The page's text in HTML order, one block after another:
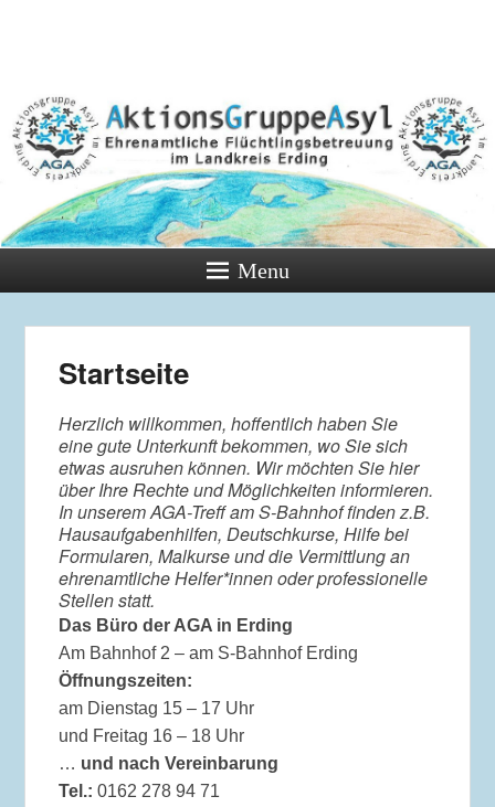
Menu
Startseite
Herzlich willkommen, hoffentlich haben Sie
eine gute Unterkunft bekommen, wo Sie sich
etwas ausruhen können. Wir möchten Sie hier
über Ihre Rechte und Möglichkeiten informieren.
In unserem AGA-Treff am S-Bahnhof finden z.B.
Hausaufgabenhilfen, Deutschkurse, Hilfe bei
Formularen, Malkurse und die Vermittlung an
ehrenamtliche Helfer*innen oder professionelle
Stellen statt.
Das Büro der AGA in Erding
Am Bahnhof 2 – am S-Bahnhof Erding
Öffnungszeiten:
am Dienstag 15 – 17 Uhr
und Freitag 16 – 18 Uhr
… und nach Vereinbarung
Tel.: 0162 278 94 71